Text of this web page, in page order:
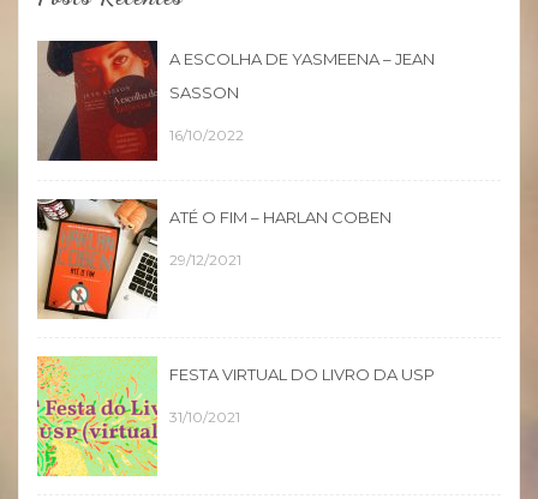
A ESCOLHA DE YASMEENA – JEAN
SASSON
16/10/2022
ATÉ O FIM – HARLAN COBEN
29/12/2021
FESTA VIRTUAL DO LIVRO DA USP
31/10/2021